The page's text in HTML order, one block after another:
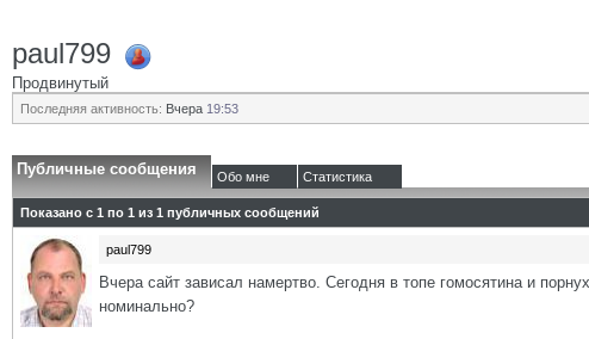
paul799
Продвинутый
Последняя активность: Вчера 19:53
Публичные сообщения Обо мне Статистика
Показано с 1 по 1 из 1 публичных сообщений
paul799
Вчера сайт зависал намертво. Сегодня в топе гомосятина и
номинально?